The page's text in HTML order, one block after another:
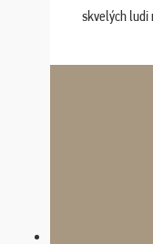
skvelých ludi
sa na budúci